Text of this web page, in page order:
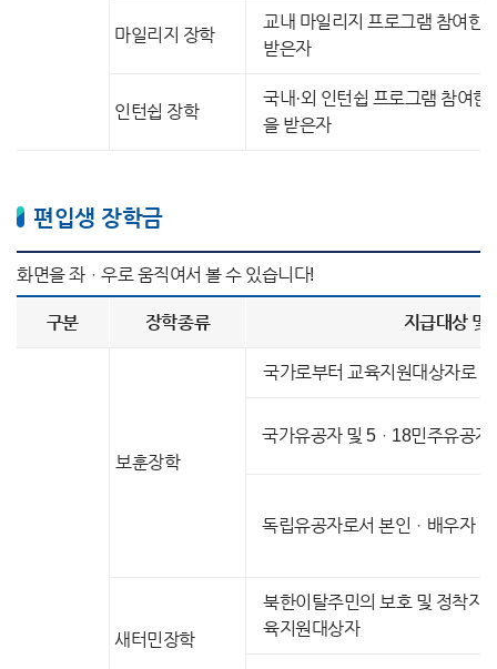
마일리지 장학
교내 마일리지 프로그램 참여한
받은자
인턴쉽 장학
국내·외 인턴쉽 프로그램 참여
을 받은자
편입생 장학금
구분 장학종류 지급대상 및
보훈장학
국가로부터 교육지원대상자로
국가유공자 및 5ㆍ18민주유공자
독립유공자로서 본인ㆍ배우자ㆍ
새터민장학
북한이탈주민의 보호 및 정착지
육지원대상자